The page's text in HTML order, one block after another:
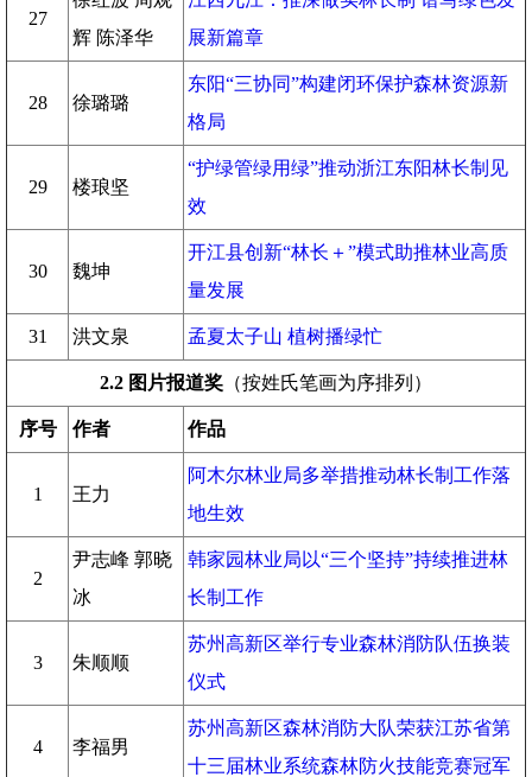
27
辉 陈泽华
展新篇章
28 徐璐璐
东阳“三协同”构建闭环保护森林资源新
格局
29 楼琅坚
“护绿管绿用绿”推动浙江东阳林长制见
效
30 魏坤
开江县创新“林长＋”模式助推林业高质
量发展
31 洪文泉 孟夏太子山 植树播绿忙
2.2 图片报道奖 （按姓氏笔画为序排列）
序号 作者 作品
1 王力
阿木尔林业局多举措推动林长制工作落
地生效
2
尹志峰 郭晓
冰
韩家园林业局以“三个坚持”持续推进林
长制工作
3 朱顺顺
苏州高新区举行专业森林消防队伍换装
仪式
4 李福男
苏州高新区森林消防大队荣获江苏省第
十三届林业系统森林防火技能竞赛冠军